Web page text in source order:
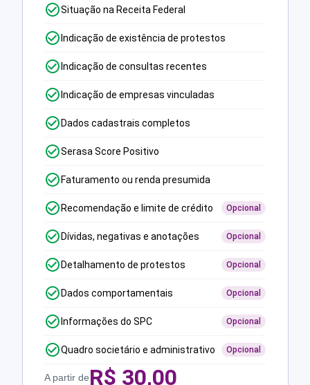
Situação na Receita Federal
Indicação de existência de protestos
Indicação de consultas recentes
Indicação de empresas vinculadas
Dados cadastrais completos
Serasa Score Positivo
Faturamento ou renda presumida
Recomendação e limite de crédito Opcional
Dívidas, negativas e anotações Opcional
Detalhamento de protestos Opcional
Dados comportamentais Opcional
Informações do SPC Opcional
Quadro societário e administrativo Opcional
A partir deR$ 30,00